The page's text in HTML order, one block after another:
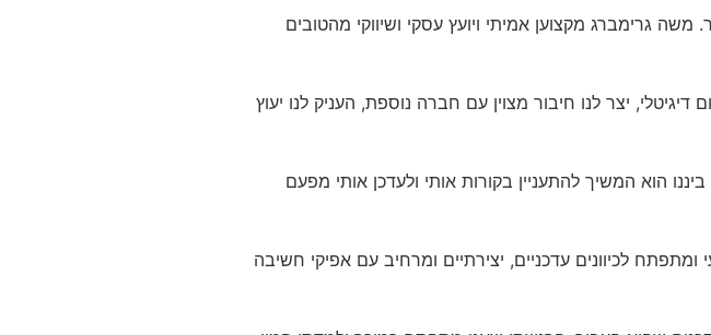
גרימברג מקצוען אמיתי ויועץ עסקי ושיווקי מהטובים
יצר לנו חיבור מצוין עם חברה נוספת, העניק לנו יעוץ
הוא המשיך להתעניין בקורות אותי ולעדכן אותי מפעם
לכיוונים עדכניים, יצירתיים ומרחיב עם אפיקי חשיבה